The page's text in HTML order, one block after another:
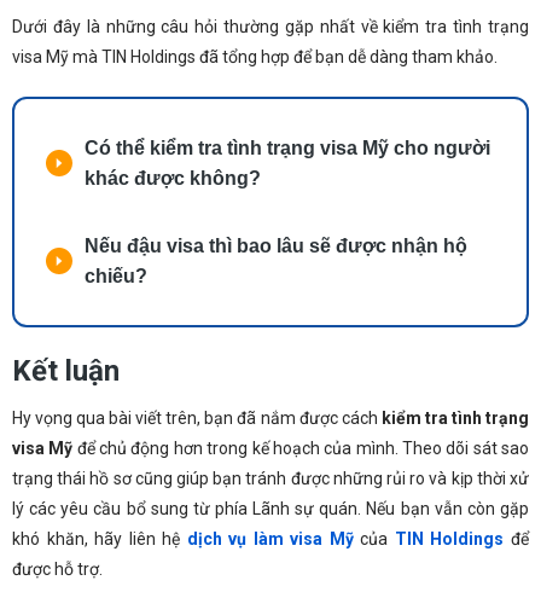
Dưới đây là những câu hỏi thường gặp nhất về kiểm tra tình trạng
visa Mỹ mà TIN Holdings đã tổng hợp để bạn dễ dàng tham khảo.
Có thể kiểm tra tình trạng visa Mỹ cho người
khác được không?
Nếu đậu visa thì bao lâu sẽ được nhận hộ
chiếu?
Kết luận
Hy vọng qua bài viết trên, bạn đã nắm được cách kiểm tra tình trạng
visa Mỹ để chủ động hơn trong kế hoạch của mình. Theo dõi sát sao
trạng thái hồ sơ cũng giúp bạn tránh được những rủi ro và kịp thời xử
lý các yêu cầu bổ sung từ phía Lãnh sự quán. Nếu bạn vẫn còn gặp
khó khăn, hãy liên hệ dịch vụ làm visa Mỹcủa TIN Holdings để
được hỗ trợ.